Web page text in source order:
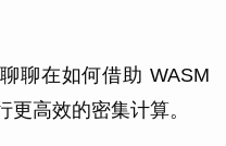
聊在如何借助 WASM
高效的密集计算。